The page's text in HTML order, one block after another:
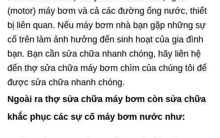
(motor) máy bơm và cả các đường ống nước, thiết
bị liên quan. Nếu máy bơm nhà bạn gặp những sự
cố trên làm ảnh hưởng đến sinh hoạt của gia đình
bạn. Bạn cần sửa chữa nhanh chóng, hãy liên hệ
đến thợ sửa chữa máy bơm chìm của chúng tôi để
được sửa chữa nhanh chóng.
Ngoài ra thợ sửa chữa máy bơm còn sửa chữa
khắc phục các sự cố máy bơm nước như: